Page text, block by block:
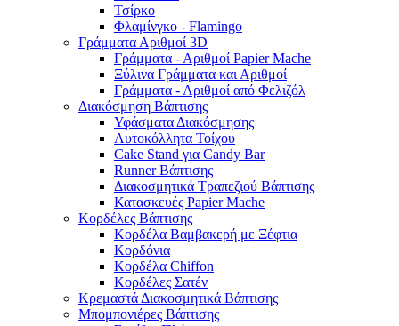
Τσίρκο
Φλαμίνγκο - Flamingo
Γράμματα Αριθμοί 3D
Γράμματα - Αριθμοί Papier Mache
Ξύλινα Γράμματα και Αριθμοί
Γράμματα - Αριθμοί από Φελιζόλ
Διακόσμηση Βάπτισης
Υφάσματα Διακόσμησης
Αυτοκόλλητα Τοίχου
Cake Stand για Candy Bar
Runner Βάπτισης
Διακοσμητικά Τραπεζιού Βάπτισης
Κατασκευές Papier Mache
Κορδέλες Βάπτισης
Κορδέλα Βαμβακερή με Ξέφτια
Κορδόνια
Κορδέλα Chiffon
Κορδέλες Σατέν
Κρεμαστά Διακοσμητικά Βάπτισης
Μπομπονιέρες Βάπτισης